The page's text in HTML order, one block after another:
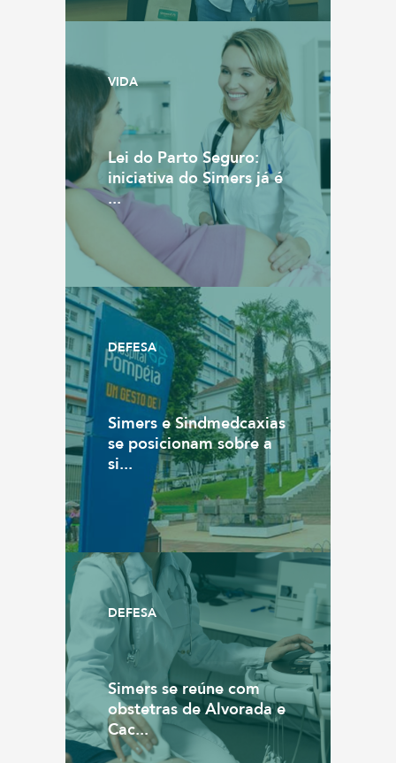
VIDA
Lei do Parto Seguro:
iniciativa do Simers já é
...
DEFESA
Simers e Sindmedcaxias
se posicionam sobre a
si...
DEFESA
Simers se reúne com
obstetras de Alvorada e
Cac...